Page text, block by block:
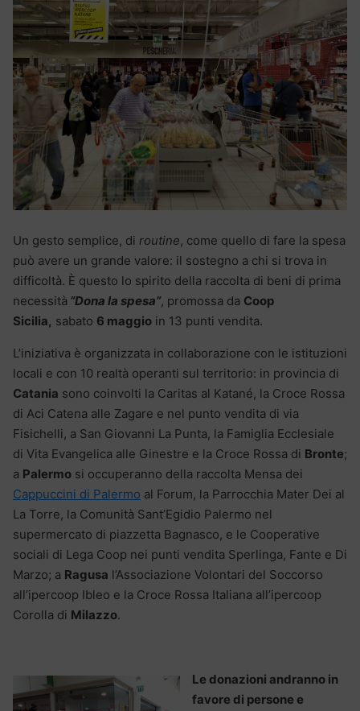
Un gesto semplice, di routine, come quello di fare la spesa
può avere un grande valore: il sostegno a chi si trova in
difficoltà. È questo lo spirito della raccolta di beni di prima
necessità “Dona la spesa”, promossa da Coop
Sicilia, sabato 6 maggio in 13 punti vendita.
L’iniziativa è organizzata in collaborazione con le istituzioni
locali e con 10 realtà operanti sul territorio: in provincia di
Catania sono coinvolti la Caritas al Katané, la Croce Rossa
di Aci Catena alle Zagare e nel punto vendita di via
Fisichelli, a San Giovanni La Punta, la Famiglia Ecclesiale
di Vita Evangelica alle Ginestre e la Croce Rossa di Bronte;
a Palermo si occuperanno della raccolta Mensa dei
Cappuccini di Palermo al Forum, la Parrocchia Mater Dei al
La Torre, la Comunità Sant’Egidio Palermo nel
supermercato di piazzetta Bagnasco, e le Cooperative
sociali di Lega Coop nei punti vendita Sperlinga, Fante e Di
Marzo; a Ragusa l’Associazione Volontari del Soccorso
all’ipercoop Ibleo e la Croce Rossa Italiana all’ipercoop
Corolla di Milazzo.
Le donazioni andranno in
favore di persone e